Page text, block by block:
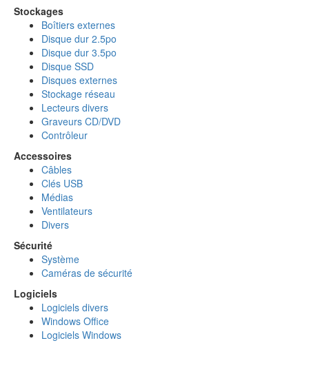
Stockages
Boîtiers externes
Disque dur 2.5po
Disque dur 3.5po
Disque SSD
Disques externes
Stockage réseau
Lecteurs divers
Graveurs CD/DVD
Contrôleur
Accessoires
Câbles
Clés USB
Médias
Ventilateurs
Divers
Sécurité
Système
Caméras de sécurité
Logiciels
Logiciels divers
Windows Office
Logiciels Windows